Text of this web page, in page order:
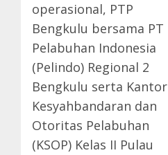
operasional, PTP
Bengkulu bersama PT
Pelabuhan Indonesia
(Pelindo) Regional 2
Bengkulu serta Kantor
Kesyahbandaran dan
Otoritas Pelabuhan
(KSOP) Kelas II Pulau